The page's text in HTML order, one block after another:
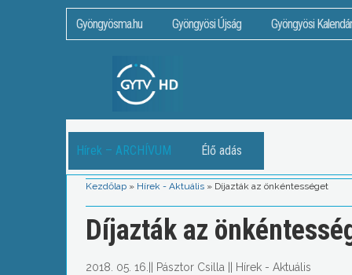
Gyöngyösma.hu Gyöngyösi Újság Gyöngyösi
Hírek – ARCHÍVUM Élő adás
Kezdőlap » Hírek - Aktuális » Díjazták az önkéntességet
Díjazták az
2018. 05. 16. Pásztor Csilla Hírek - Aktuális